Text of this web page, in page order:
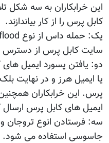
این خرابکاران به سه شکل
کابل پرس را از کار بیاندازند.
سایت کابل پرس از دسترس
دو: یافتن پسورد ایمیل
یا ایمیل هرز و در نهایت
پرس. این خرابکاران
ایمیل های کابل پرس ارسال
سه: فرستادن انوع تروجان
جاسوسی استفاده می شود.